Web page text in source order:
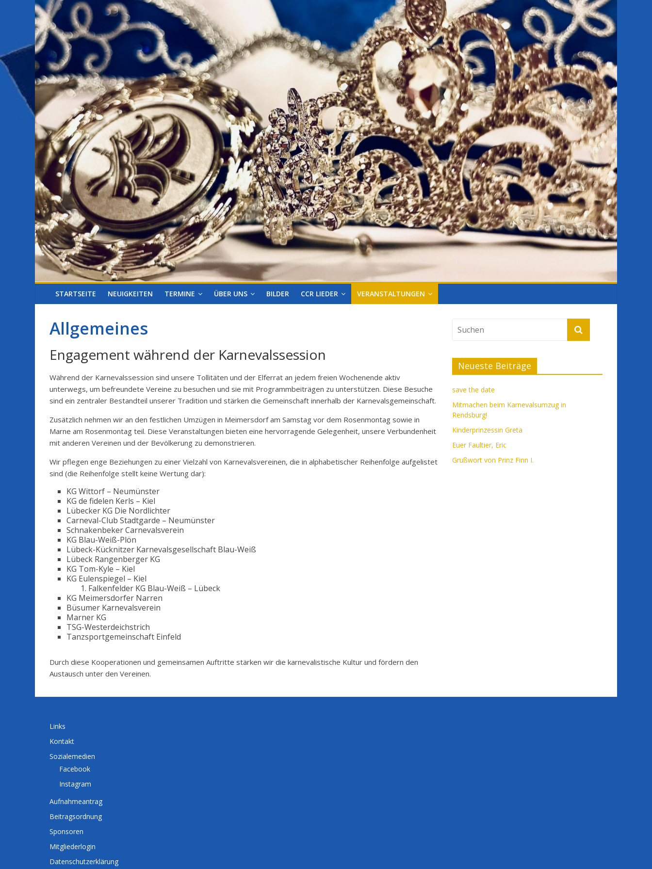
STARTSEITE NEUIGKEITEN TERMINE ÜBER UNS BILDER CCR LIEDER VERANSTALTUNGEN
Allgemeines
Engagement während der Karnevalssession
Während der Karnevalssession sind unsere Tollitäten und der Elferrat an jedem freien Wochenende aktiv
unterwegs, um befreundete Vereine zu besuchen und sie mit Programmbeiträgen zu unterstützen. Diese Besuche
sind ein zentraler Bestandteil unserer Tradition und stärken die Gemeinschaft innerhalb der Karnevalsgemeinschaft.
Zusätzlich nehmen wir an den festlichen Umzügen in Meimersdorf am Samstag vor dem Rosenmontag sowie in
Marne am Rosenmontag teil. Diese Veranstaltungen bieten eine hervorragende Gelegenheit, unsere Verbundenheit
mit anderen Vereinen und der Bevölkerung zu demonstrieren.
Wir pflegen enge Beziehungen zu einer Vielzahl von Karnevalsvereinen, die in alphabetischer Reihenfolge aufgelistet
sind (die Reihenfolge stellt keine Wertung dar):
KG Wittorf – Neumünster
KG de fidelen Kerls – Kiel
Lübecker KG Die Nordlichter
Carneval-Club Stadtgarde – Neumünster
Schnakenbeker Carnevalsverein
KG Blau-Weiß-Plön
Lübeck-Kücknitzer Karnevalsgesellschaft Blau-Weiß
Lübeck Rangenberger KG
KG Tom-Kyle – Kiel
KG Eulenspiegel – Kiel
Falkenfelder KG Blau-Weiß – Lübeck
KG Meimersdorfer Narren
Büsumer Karnevalsverein
Marner KG
TSG-Westerdeichstrich
Tanzsportgemeinschaft Einfeld
Durch diese Kooperationen und gemeinsamen Auftritte stärken wir die karnevalistische Kultur und fördern den
Austausch unter den Vereinen.
Neueste Beiträge
save the date
Mitmachen beim Karnevalsumzug in
Rendsburg!
Kinderprinzessin Greta
Euer Faultier, Eric
Grußwort von Prinz Finn I.
Links
Kontakt
Sozialemedien
Facebook
Instagram
Aufnahmeantrag
Beitragsordnung
Sponsoren
Mitgliederlogin
Datenschutzerklärung